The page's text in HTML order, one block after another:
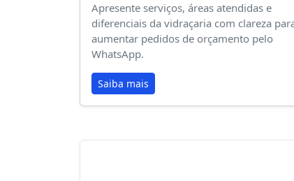
Apresente serviços, áreas atendidas e
diferenciais da vidraçaria com clareza
aumentar pedidos de orçamento pelo
WhatsApp.
Saiba mais